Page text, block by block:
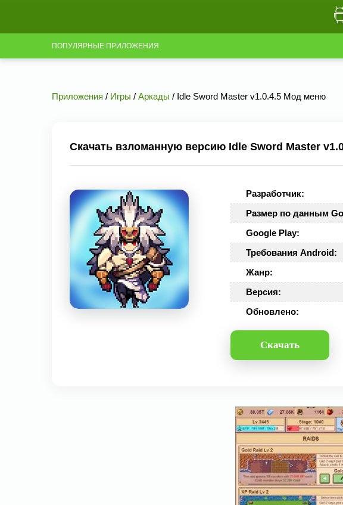
ПОПУЛЯРНЫЕ ПРИЛОЖЕНИЯ
Приложения / Игры / Аркады / Idle Sword Master v1.0.4.5 Мод меню
Скачать взломанную версию Idle Sword Master
Разработчик:
Размер по данным
Google Play:
Требования Android:
Жанр:
Версия:
Обновлено:
Скачать